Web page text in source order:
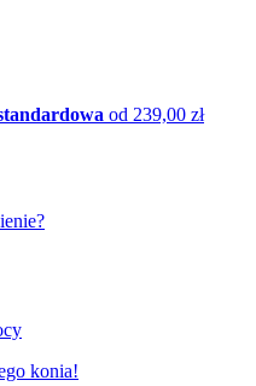
od 239,00 zł